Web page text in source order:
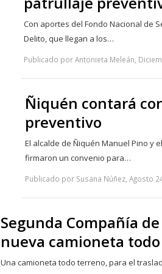
Con aportes del Fondo Nacional de
Delito, que llegan a los…
Publicado por Antonieta Meleán,
Ñiquén contará
preventivo
El alcalde de Ñiquén Manuel Pino y
firmaron un convenio para…
Publicado por Susana Núñez, Agosto
Segunda Compañía
nueva camioneta
Una camioneta todo terreno, para el